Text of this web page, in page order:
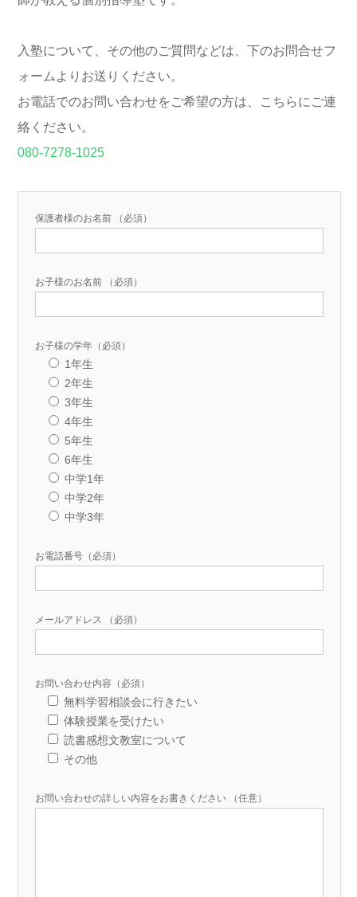
入塾について、その他のご質問などは、下のお問合せフ
ォームよりお送りください。
お電話でのお問い合わせをご希望の方は、こちらにご連
絡ください。
080-7278-1025
保護者様のお名前 （必須）
お子様のお名前 （必須）
お子様の学年（必須）
1年生
2年生
3年生
4年生
5年生
6年生
中学1年
中学2年
中学3年
お電話番号（必須）
メールアドレス （必須）
お問い合わせ内容（必須）
無料学習相談会に行きたい
体験授業を受けたい
読書感想文教室について
その他
お問い合わせの詳しい内容をお書きください （任意）